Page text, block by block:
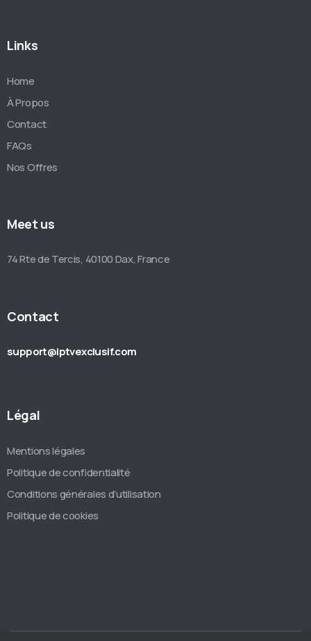
Links
Home
À Propos
Contact
FAQs
Nos Offres
Meet us
74 Rte de Tercis, 40100 Dax, France
Contact
support@iptvexclusif.com
Légal
Mentions légales
Politique de confidentialité
Conditions générales d’utilisation
Politique de cookies